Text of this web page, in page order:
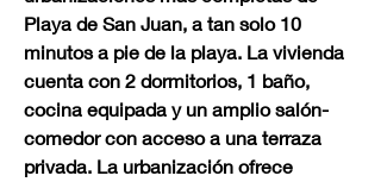
Playa de San Juan, a tan solo 10
minutos a pie de la playa. La vivienda
cuenta con 2 dormitorios, 1 baño,
cocina equipada y un amplio salón-
comedor con acceso a una terraza
privada. La urbanización ofrece